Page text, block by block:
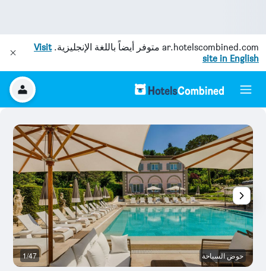
ar.hotelscombined.com متوفر أيضاً باللغة الإنجليزية.Visit
site in English
حوض السباحة 1/47